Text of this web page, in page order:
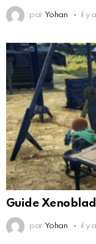
par Yohan il y
Guide
par Yohan il y